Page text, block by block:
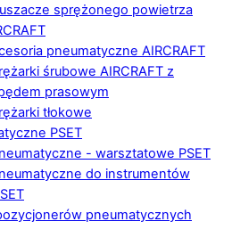
sprężonego powietrza
pneumatyczne AIRCRAFT
śrubowe AIRCRAFT z
prasowym
tłokowe
PSET
- warsztatowe PSET
do instrumentów
pneumatycznych